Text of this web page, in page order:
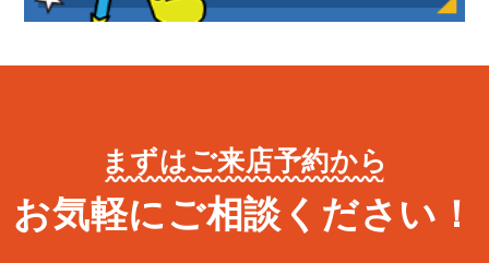
まずはご来店予約から
お気軽にご相談ください！